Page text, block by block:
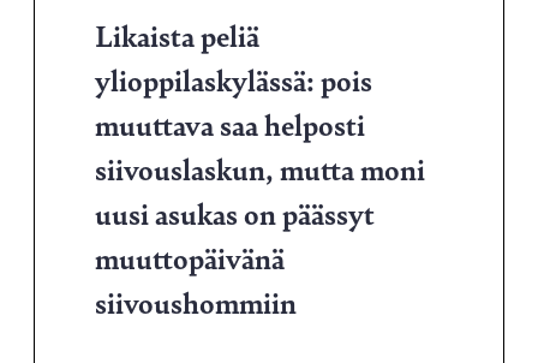
Likaista peliä
ylioppilaskylässä: pois
muuttava saa helposti
siivouslaskun, mutta moni
uusi asukas on päässyt
muuttopäivänä
siivoushommiin